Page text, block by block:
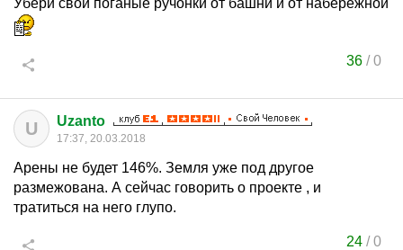
Убери свои поганые ручонки от башни и от набережной
36 /0
U Uzanto
17:37, 20.03.2018
Арены не будет 146%. Земля уже под другое
размежована. А сейчас говорить о проекте , и
тратиться на него глупо.
24 /0